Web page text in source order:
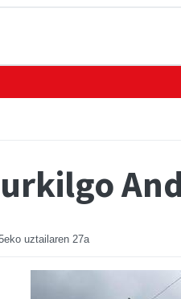
uztailaren 27a